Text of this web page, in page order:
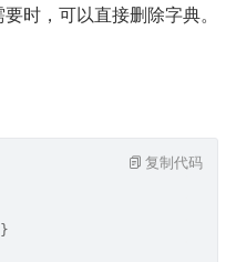
时，可以直接删除字典。
复制代码